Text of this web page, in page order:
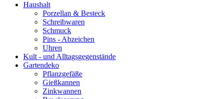
Haushalt
Porzellan & Besteck
Schreibwaren
Schmuck
Pins - Abzeichen
Uhren
Kult - und Alltagsgegenstände
Gartendeko
Pflanzgefäße
Gießkannen
Zinkwannen